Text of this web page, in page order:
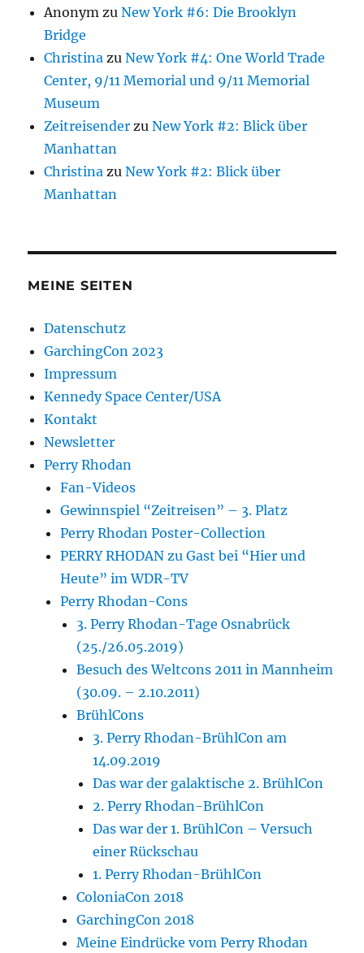
Anonym zuNew York #6: Die Brooklyn
Bridge
Christina zuNew York #4: One World Trade
Center, 9/11 Memorial und 9/11 Memorial
Museum
Zeitreisender zuNew York #2: Blick über
Manhattan
Christina zuNew York #2: Blick über
Manhattan
MEINE SEITEN
Datenschutz
GarchingCon 2023
Impressum
Kennedy Space Center/USA
Kontakt
Newsletter
Perry Rhodan
Fan-Videos
Gewinnspiel “Zeitreisen” – 3. Platz
Perry Rhodan Poster-Collection
PERRY RHODAN zu Gast bei “Hier und
Heute” im WDR-TV
Perry Rhodan-Cons
3. Perry Rhodan-Tage Osnabrück
(25./26.05.2019)
Besuch des Weltcons 2011 in Mannheim
(30.09. – 2.10.2011)
BrühlCons
3. Perry Rhodan-BrühlCon am
14.09.2019
Das war der galaktische 2. BrühlCon
2. Perry Rhodan-BrühlCon
Das war der 1. BrühlCon – Versuch
einer Rückschau
1. Perry Rhodan-BrühlCon
ColoniaCon 2018
GarchingCon 2018
Meine Eindrücke vom Perry Rhodan